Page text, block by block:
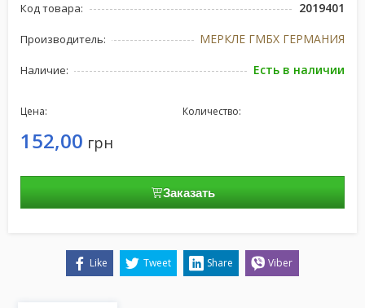
Код товара: 2019401
Производитель: МЕРКЛЕ ГМБХ ГЕРМАНИЯ
Наличие: Есть в наличии
Цена:
152,00 грн
Количество:
Заказать
Like Tweet Share Viber